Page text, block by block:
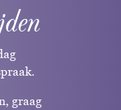
graag